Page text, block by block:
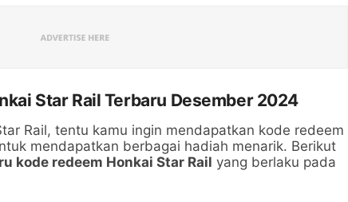
Star Rail Terbaru Desember 2024
Rail, tentu kamu ingin mendapatkan kode redeem
mendapatkan berbagai hadiah menarik. Berikut
kode redeem Honkai Star Rail yang berlaku pada